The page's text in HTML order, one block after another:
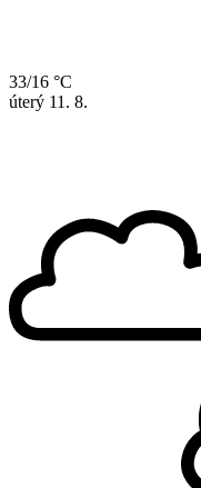
33/16 °C
úterý 11. 8.